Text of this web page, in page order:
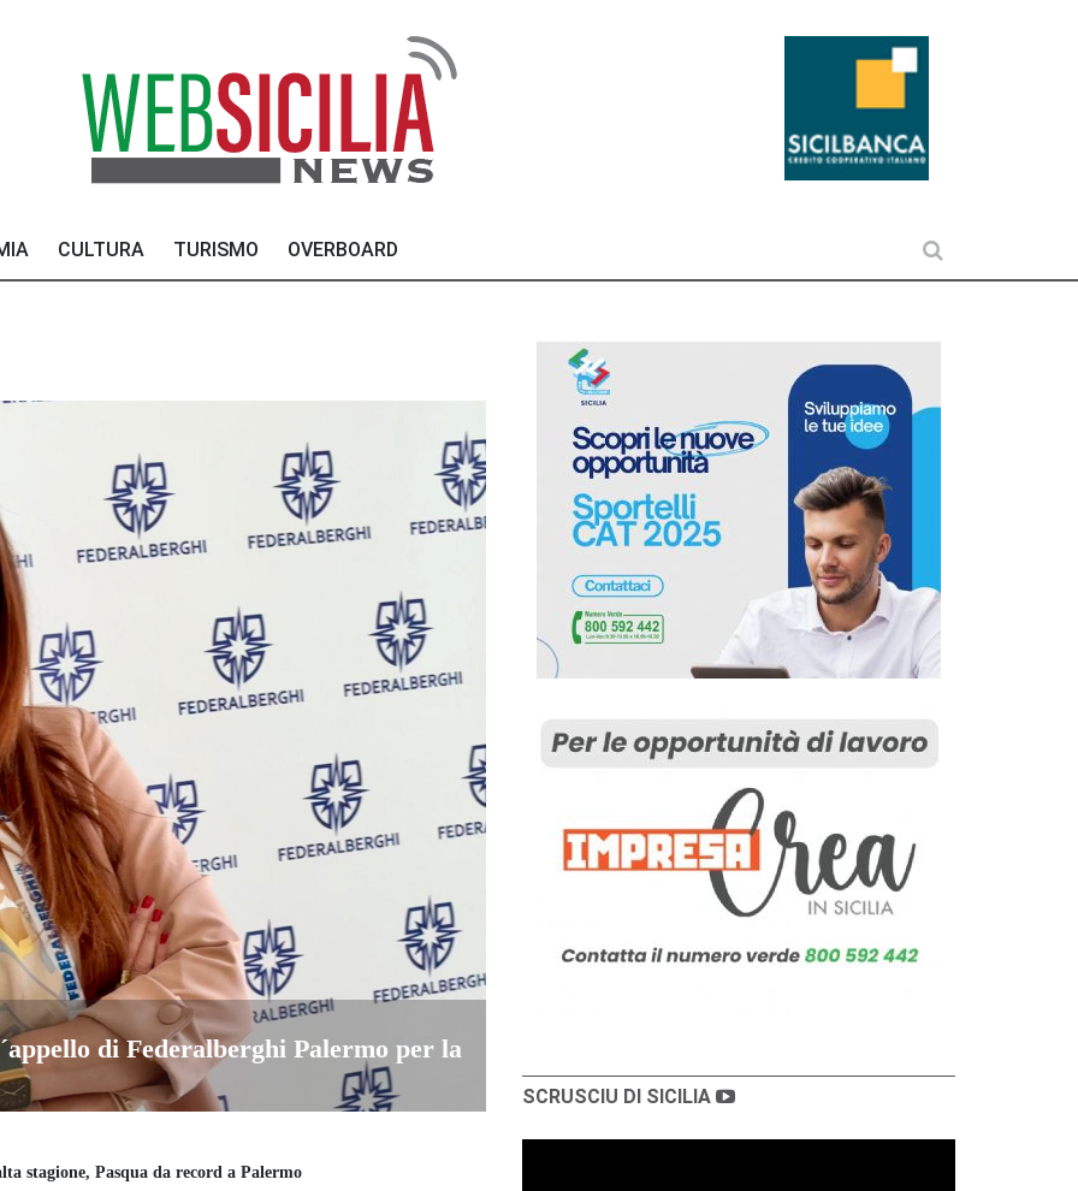
CULTURA TURISMO OVERBOARD
di Federalberghi Palermo per la
stagione, Pasqua da record a Palermo
SCRUSCIU DI SICILIA